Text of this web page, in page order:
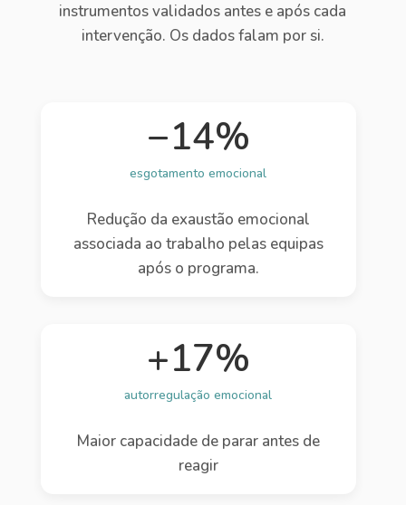
instrumentos validados antes e após cada
intervenção. Os dados falam por si.
−14%
esgotamento emocional
Redução da exaustão emocional
associada ao trabalho pelas equipas
após o programa.
+17%
autorregulação emocional
Maior capacidade de parar antes de
reagir